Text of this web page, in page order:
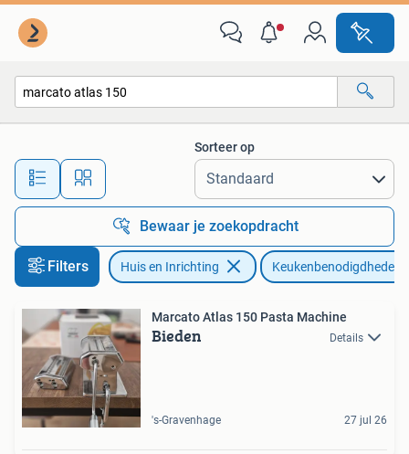
Alle afstanden…
Sorteer op
Bewaar je zoekopdracht
Filters Huis en Inrichting Keukenbenodigdheden
Marcato Atlas 150 Pasta Machine
Bieden Details
's-Gravenhage 27 jul 26